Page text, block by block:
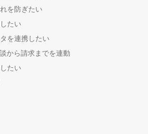
を防ぎたい
たい
を連携したい
から請求までを連動
たい